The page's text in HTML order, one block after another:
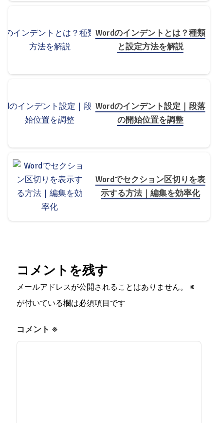
Wordのインデントとは？種類
と設定方法を解説
Wordのインデント設定｜段落
の開始位置を調整
Wordでセクション区切りを表
示する方法｜編集を効率化
コメントを残す
メールアドレスが公開されることはありません。
※
が付いている欄は必須項目です
コメント ※